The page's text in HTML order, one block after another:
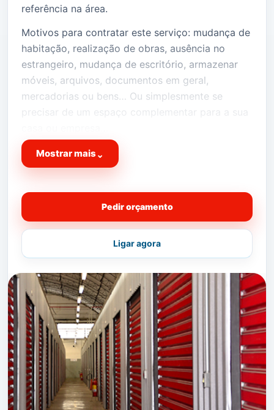
referência na área.
Motivos para contratar este serviço: mudança de
habitação, realização de obras, ausência no
estrangeiro, mudança de escritório, armazenar
móveis, arquivos, documentos em geral,
mercadorias ou bens… Ou simplesmente se
precisar de um espaço complementar para a sua
Temos o espaço fisico extra que precisa na sua
vida!
Peça já cotação da suaOKBOX!
Vantagem suplementar
para quem precisa de um
espaço pelo motivo de
Mudanças de HabitaçãoouMudanças de
Escritórioestá no sitio certo, a falar com as
pessoas certas!
OKMUDANÇASa sua empresa de Mudanças
Para as várias tipologias de serviços e desafios
que nos são exigidos, devido à nossa vasta
experiência, conseguimos aliar os meios
humanos, materiais e técnicos, que melhor
respondem às necessidades individuais de cada
Mostrar mais ⌄
Pedir orçamento
Ligar agora